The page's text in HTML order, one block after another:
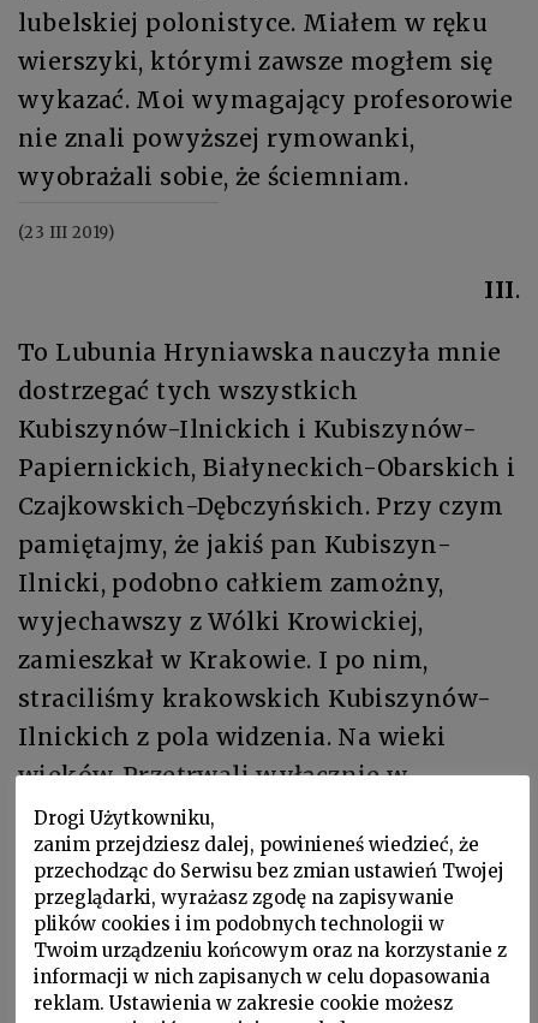
lubelskiej polonistyce. Miałem w ręku
wierszyki, którymi zawsze mogłem się
wykazać. Moi wymagający profesorowie
nie znali powyższej rymowanki,
wyobrażali sobie, że ściemniam.
(23 III 2019)
III.
To Lubunia Hryniawska nauczyła mnie
dostrzegać tych wszystkich
Kubiszynów-Ilnickich i Kubiszynów-
Papiernickich, Białyneckich-Obarskich i
Czajkowskich-Dębczyńskich. Przy czym
pamiętajmy, że jakiś pan Kubiszyn-
Ilnicki, podobno całkiem zamożny,
wyjechawszy z Wólki Krowickiej,
zamieszkał w Krakowie. I po nim,
straciliśmy krakowskich Kubiszynów-
Ilnickich z pola widzenia. Na wieki
wieków. Przetrwali wyłącznie w
opowieściach Lubuni Hryniawskiej,
niczym Rzegost-Witulski.
IV. Ćmy
nie zaprzeczaj bo Białaczewscy
o których wszakże
Drogi Użytkowniku,
zanim przejdziesz dalej, powinieneś wiedzieć, że
przechodząc do Serwisu bez zmian ustawień Twojej
przeglądarki, wyrażasz zgodę na zapisywanie
plików cookies i im podobnych technologii w
Twoim urządzeniu końcowym oraz na korzystanie z
informacji w nich zapisanych w celu dopasowania
reklam. Ustawienia w zakresie cookie możesz